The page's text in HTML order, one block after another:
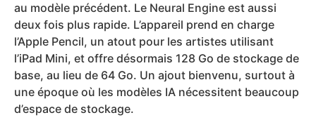
au modèle précédent. Le Neural Engine est aussi
deux fois plus rapide. L’appareil prend en charge
l’Apple Pencil, un atout pour les artistes utilisant
l’iPad Mini, et offre désormais 128 Go de stockage de
base, au lieu de 64 Go. Un ajout bienvenu, surtout à
une époque où les modèles IA nécessitent beaucoup
d’espace de stockage.